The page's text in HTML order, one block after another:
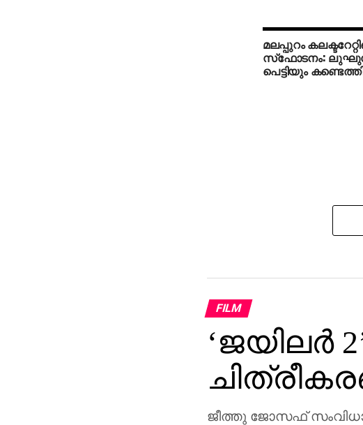
മലപ്പുറം
സ്‌ഫോടനം:
പെട്ടിയും കണ്ടെത്തി
FILM
‘ജയിലര്‍
ജീത്തു ജോസഫ്